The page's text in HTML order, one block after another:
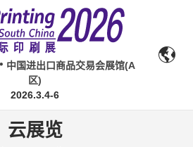
中国进出口商品交易会展馆(A
区)
2026.3.4-6
云展览